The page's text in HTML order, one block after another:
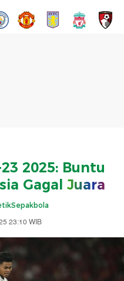
2025: Buntu
Gagal Juara
23:10 WIB